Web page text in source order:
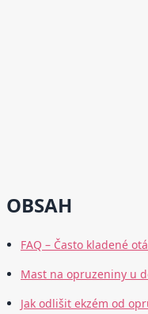
OBSAH
FAQ – Často kladené
Mast na opruzeniny u
Jak odlišit ekzém od